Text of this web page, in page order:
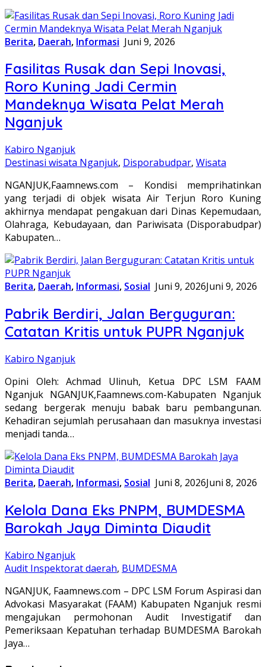
Berita, Daerah, Informasi Juni 9, 2026
Fasilitas Rusak dan Sepi Inovasi,
Roro Kuning Jadi Cermin
Mandeknya Wisata Pelat Merah
Nganjuk
Kabiro Nganjuk
Destinasi wisata Nganjuk, Disporabudpar, Wisata
NGANJUK,Faamnews.com – Kondisi memprihatinkan
yang terjadi di objek wisata Air Terjun Roro Kuning
akhirnya mendapat pengakuan dari Dinas Kepemudaan,
Olahraga, Kebudayaan, dan Pariwisata (Disporabudpar)
Kabupaten…
Berita, Daerah, Informasi, Sosial Juni 9, 2026Juni 9, 2026
Pabrik Berdiri, Jalan Berguguran:
Catatan Kritis untuk PUPR Nganjuk
Kabiro Nganjuk
Opini Oleh: Achmad Ulinuh, Ketua DPC LSM FAAM
Nganjuk NGANJUK,Faamnews.com-Kabupaten Nganjuk
sedang bergerak menuju babak baru pembangunan.
Kehadiran sejumlah perusahaan dan masuknya investasi
menjadi tanda…
Berita, Daerah, Informasi, Sosial Juni 8, 2026Juni 8, 2026
Kelola Dana Eks PNPM, BUMDESMA
Barokah Jaya Diminta Diaudit
Kabiro Nganjuk
Audit Inspektorat daerah, BUMDESMA
NGANJUK, Faamnews.com – DPC LSM Forum Aspirasi dan
Advokasi Masyarakat (FAAM) Kabupaten Nganjuk resmi
mengajukan permohonan Audit Investigatif dan
Pemeriksaan Kepatuhan terhadap BUMDESMA Barokah
Jaya…